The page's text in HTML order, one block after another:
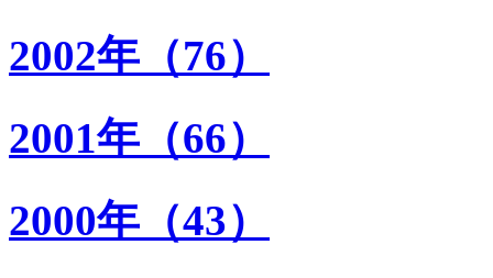
2002年（76）
2001年（66）
2000年（43）